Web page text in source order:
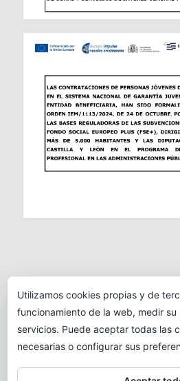
Utilizamos cookies propias y de
funcionamiento de la web, medir su
servicios. Puede aceptar todas las
necesarias o configurar sus